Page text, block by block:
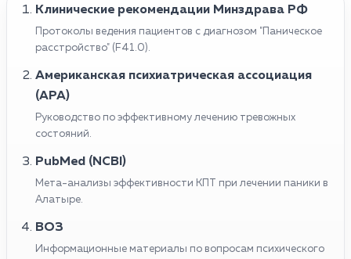
Клинические рекомендации Минздрава РФ
Протоколы ведения пациентов с диагнозом "Паническое
расстройство" (F41.0).
Американская психиатрическая ассоциация
(APA)
Руководство по эффективному лечению тревожных
состояний.
PubMed (NCBI)
Мета-анализы эффективности КПТ при лечении паники в
Алатыре.
ВОЗ
Информационные материалы по вопросам психического